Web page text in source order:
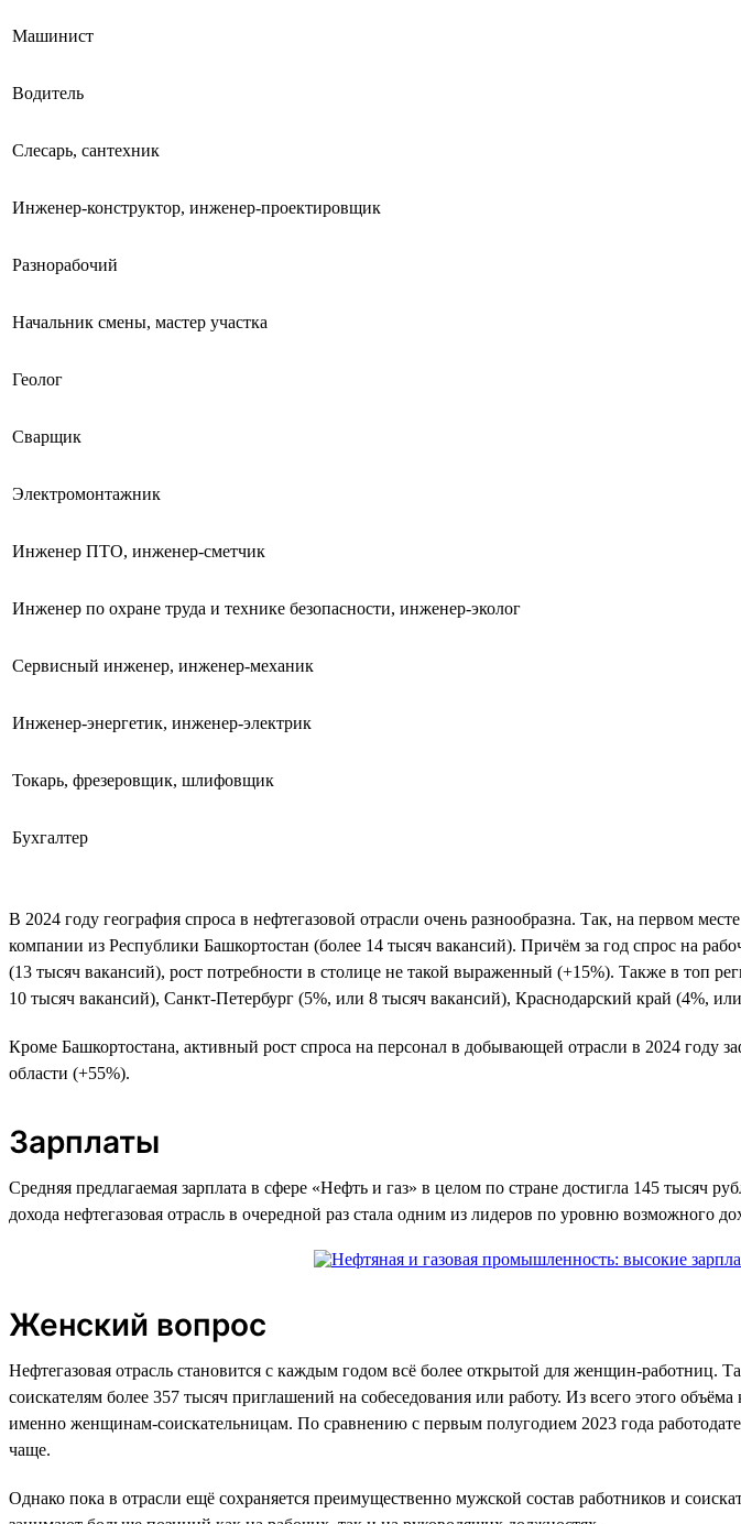
Машинист
Водитель
Слесарь, сантехник
Инженер-конструктор, инженер-проектировщик
Разнорабочий
Начальник смены, мастер участка
Геолог
Сварщик
Электромонтажник
Инженер ПТО, инженер-сметчик
Инженер по охране труда и технике безопасности, инженер-эколог
Сервисный инженер, инженер-механик
Инженер-энергетик, инженер-электрик
Токарь, фрезеровщик, шлифовщик
Бухгалтер
В 2024 году география спроса в нефтегазовой отрасли очень разнообразна. Так, на первом
компании из Республики Башкортостан (более 14 тысяч вакансий). Причём за год спрос на
(13 тысяч вакансий), рост потребности в столице не такой выраженный (+15%). Также в
10 тысяч вакансий), Санкт-Петербург (5%, или 8 тысяч вакансий), Краснодарский край (4%,
Кроме Башкортостана, активный рост спроса на персонал в добывающей отрасли в 2024 году
области (+55%).
Зарплаты
Средняя предлагаемая зарплата в сфере «Нефть и газ» в целом по стране достигла 145 тысяч
дохода нефтегазовая отрасль в очередной раз стала одним из лидеров по уровню возможного
Женский вопрос
Нефтегазовая отрасль становится с каждым годом всё более открытой для женщин-работниц.
соискателям более 357 тысяч приглашений на собеседования или работу. Из всего этого
именно женщинам-соискательницам. По сравнению с первым полугодием 2023 года
чаще.
Однако пока в отрасли ещё сохраняется преимущественно мужской состав работников и